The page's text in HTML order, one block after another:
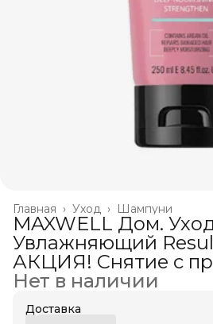
Шампуни
Уход ›
Главная ›
MAXWELL Дом.
Увлажняющий
АКЦИЯ! Снятие с
Нет в наличии
Доставка